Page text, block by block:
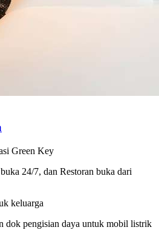
Green Key
24/7, dan Restoran buka dari
keluarga
dok pengisian daya untuk mobil listrik